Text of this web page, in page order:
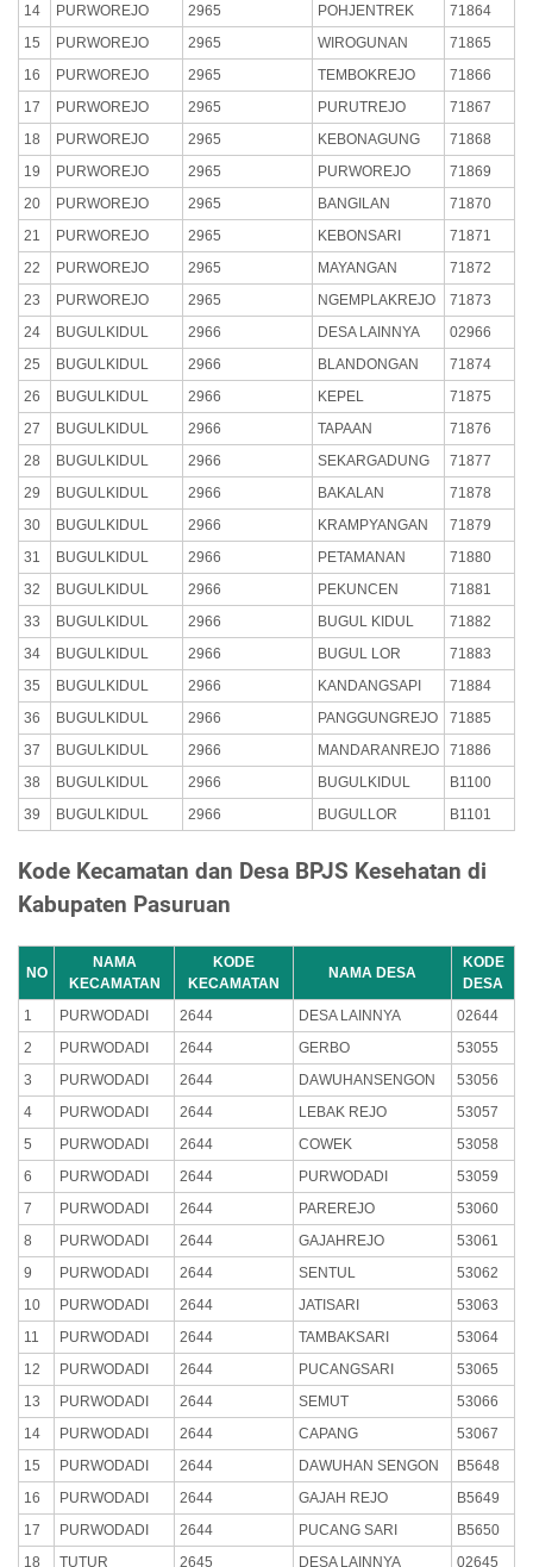
14
PURWOREJO 2965 POHJENTREK
71864
15
PURWOREJO 2965 WIROGUNAN
71865
16
PURWOREJO 2965 TEMBOKREJO
71866
17
PURWOREJO 2965 PURUTREJO
71867
18
PURWOREJO 2965 KEBONAGUNG
71868
19
PURWOREJO 2965 PURWOREJO
71869
20
PURWOREJO 2965 BANGILAN
71870
21
PURWOREJO 2965 KEBONSARI
71871
22
PURWOREJO 2965 MAYANGAN
71872
23
PURWOREJO 2965 NGEMPLAKREJO
71873
24
BUGULKIDUL 2966 DESA LAINNYA
02966
25
BUGULKIDUL 2966 BLANDONGAN
71874
26
BUGULKIDUL 2966 KEPEL
71875
27
BUGULKIDUL 2966 TAPAAN
71876
28
BUGULKIDUL 2966 SEKARGADUNG
71877
29
BUGULKIDUL 2966 BAKALAN
71878
30
BUGULKIDUL 2966 KRAMPYANGAN
71879
31
BUGULKIDUL 2966 PETAMANAN
71880
32
BUGULKIDUL 2966 PEKUNCEN
71881
33
BUGULKIDUL 2966 BUGUL KIDUL
71882
34
BUGULKIDUL 2966 BUGUL LOR
71883
35
BUGULKIDUL 2966 KANDANGSAPI
71884
36
BUGULKIDUL 2966 PANGGUNGREJO
71885
37
BUGULKIDUL 2966 MANDARANREJO
71886
38
BUGULKIDUL 2966 BUGULKIDUL
B1100
39
BUGULKIDUL 2966 BUGULLOR B1101
Kode Kecamatan dan Desa BPJS Kesehatan di
Kabupaten Pasuruan
NO
NAMA
KECAMATAN
KODE
KECAMATAN
NAMA DESA
KODE
DESA
1
PURWODADI 2644 DESA LAINNYA
02644
2
PURWODADI 2644 GERBO
53055
3
PURWODADI 2644 DAWUHANSENGON
53056
4
PURWODADI 2644 LEBAK REJO
53057
5
PURWODADI 2644 COWEK
53058
6
PURWODADI 2644 PURWODADI
53059
7
PURWODADI 2644 PAREREJO
53060
8
PURWODADI 2644 GAJAHREJO
53061
9
PURWODADI 2644 SENTUL
53062
10
PURWODADI 2644 JATISARI
53063
11
PURWODADI 2644 TAMBAKSARI
53064
12
PURWODADI 2644 PUCANGSARI
53065
13
PURWODADI 2644 SEMUT
53066
14
PURWODADI 2644 CAPANG
53067
15
PURWODADI 2644 DAWUHAN SENGON
B5648
16
PURWODADI 2644 GAJAH REJO
B5649
17
PURWODADI 2644 PUCANG SARI
B5650
18
TUTUR 2645 DESA LAINNYA 02645